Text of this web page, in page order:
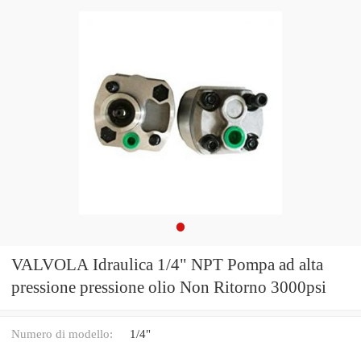
VALVOLA Idraulica 1/4" NPT Pompa ad alta
pressione pressione olio Non Ritorno 3000psi
Numero di modello: 1/4"